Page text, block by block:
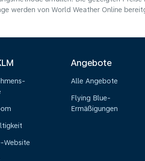
werden von World Weather Online
Website
Angebote
Alle Angebote
Flying Blue-
Ermäßigungen